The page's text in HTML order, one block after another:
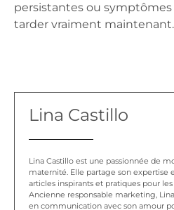
persistantes ou
tarder vraiment maintenant.
Lina Castillo
Lina Castillo est une passionnée de
maternité. Elle partage son expertise
articles inspirants et pratiques pour
Ancienne responsable marketing,
en communication avec son amour